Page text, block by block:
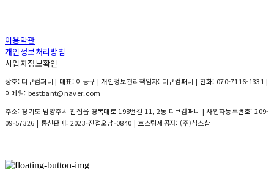
이용약관
개인정보처리방침
사업자정보확인
상호: 디큐컴퍼니 | 대표: 이동규 | 개인정보관리책임자: 디큐컴퍼니 | 전화: 070-7116-1331 |
이메일: bestbant@naver.com
주소: 경기도 남양주시 진접읍 경복대로 198번길 11, 2동 디큐컴퍼니 | 사업자등록번호:209-
09-57326 | 통신판매: 2023-진접오남-0840 | 호스팅제공자: (주)식스샵